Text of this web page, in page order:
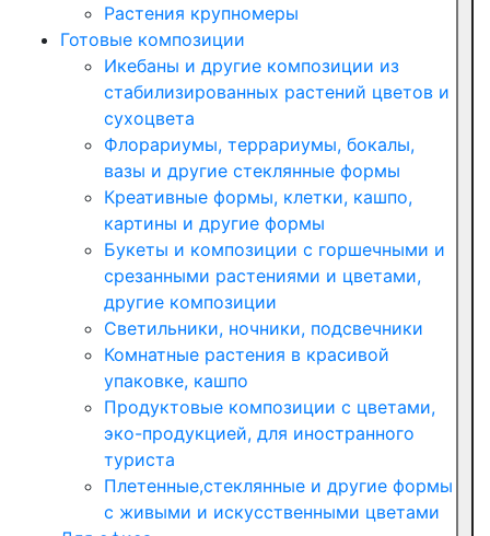
Растения крупномеры
Готовые композиции
Икебаны и другие композиции из
стабилизированных растений цветов и
сухоцвета
Флорариумы, террариумы, бокалы,
вазы и другие стеклянные формы
Креативные формы, клетки, кашпо,
картины и другие формы
Букеты и композиции с горшечными и
срезанными растениями и цветами,
другие композиции
Светильники, ночники, подсвечники
Комнатные растения в красивой
упаковке, кашпо
Продуктовые композиции с цветами,
эко-продукцией, для иностранного
туриста
Плетенные,стеклянные и другие формы
с живыми и искусственными цветами